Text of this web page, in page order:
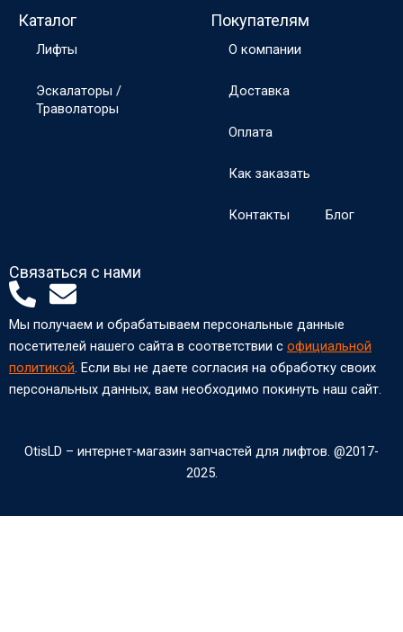
Каталог
Лифты
Эскалаторы /
Траволаторы
Покупателям
О компании
Доставка
Оплата
Как заказать
Контакты Блог
Связаться с нами
P
h
o
n
e
a
t
E
n
v
e
l
p
Мы получаем и обрабатываем персональные данные
посетителей нашего сайта в соответствии с официальной
политикой. Если вы не даете согласия на обработку своих
персональных данных, вам необходимо покинуть наш сайт.
OtisLD – интернет-магазин запчастей для лифтов. @2017-
2025.